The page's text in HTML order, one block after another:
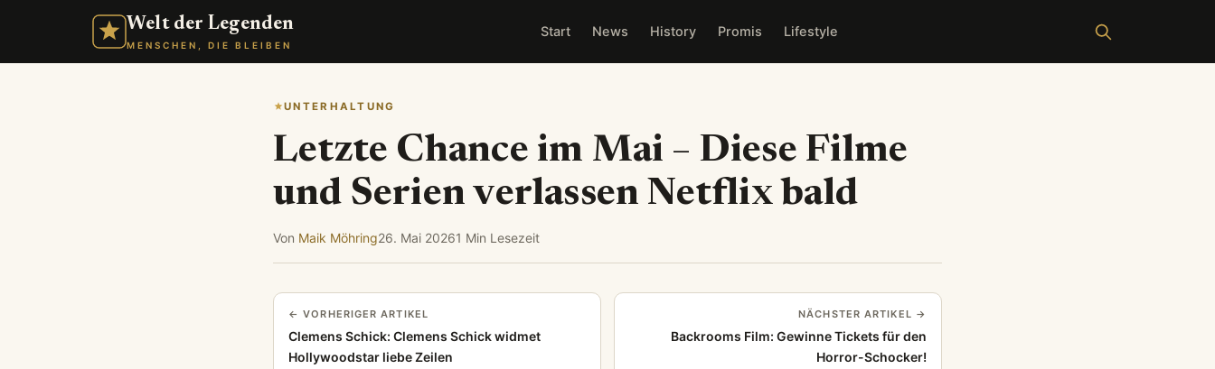
Welt der Legenden
MENSCHEN, DIE BLEIBEN
Start News History Promis Lifestyle
UNTERHALTUNG
Letzte Chance im Mai – Diese Filme
und Serien verlassen Netflix bald
Von Maik Möhring26. Mai 20261 Min Lesezeit
← VORHERIGER ARTIKEL
Clemens Schick: Clemens Schick widmet
Hollywoodstar liebe Zeilen
NÄCHSTER ARTIKEL →
Backrooms Film: Gewinne Tickets für den
Horror-Schocker!